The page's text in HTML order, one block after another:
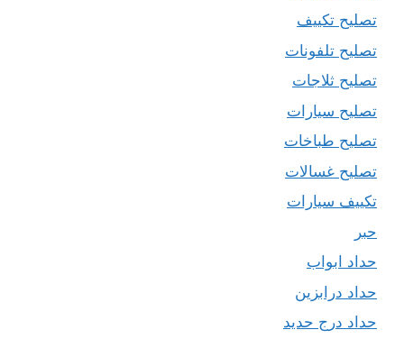
تصليح تكييف
تصليح تلفونات
تصليح ثلاجات
تصليح سيارات
تصليح طباخات
تصليح غسالات
تكييف سيارات
حبر
حداد ابواب
حداد درابزين
حداد درج حديد